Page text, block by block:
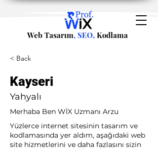
Web Tasarım, SEO, Kodlama
< Back
Kayseri
Yahyalı
Merhaba Ben WİX Uzmanı Arzu
Yüzlerce internet sitesinin tasarım ve
kodlamasında yer aldım, aşağıdaki web
site hizmetlerini ve daha fazlasını sizin